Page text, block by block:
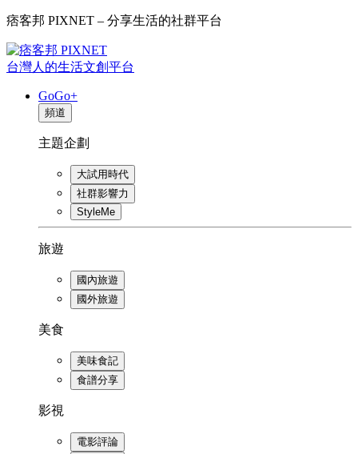
痞客邦 PIXNET – 分享生活的社群平台
台灣人的生活文創平台
GoGo+
頻道
主題企劃
大試用時代
社群影響力
StyleMe
旅遊
國內旅遊
國外旅遊
美食
美味食記
食譜分享
影視
電影評論